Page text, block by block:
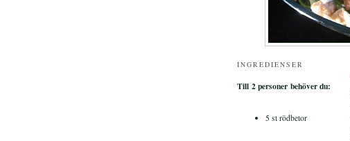
INGREDIENSER
Till 2 personer behöver du:
5 st rödbetor